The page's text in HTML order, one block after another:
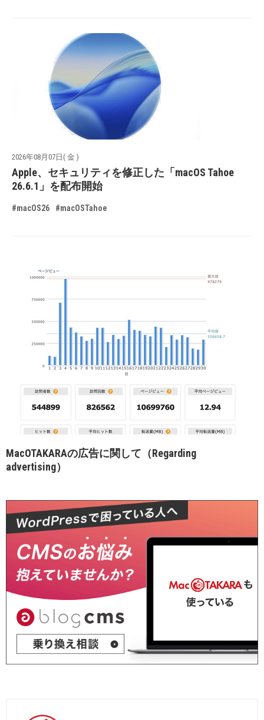
2026年08月07日( 金 )
Apple、セキュリティを修正した「macOS Tahoe
26.6.1」を配布開始
#macOS26 #macOSTahoe
MacOTAKARAの広告に関して（Regarding
advertising）